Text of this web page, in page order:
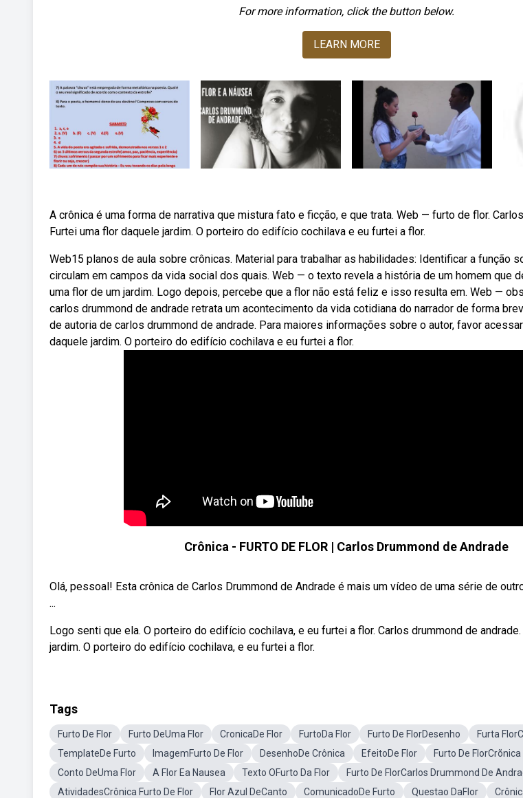
For more information, click the button below.
LEARN MORE
A crônica é uma forma de narrativa que mistura fato e ficção, e que trata. Web — furto de flor.
Furtei uma flor daquele jardim. O porteiro do edifício cochilava e eu furtei a flor.
Web15 planos de aula sobre crônicas. Material para trabalhar as habilidades: Identificar a função
circulam em campos da vida social dos quais. Web — o texto revela a história de um homem que
uma flor de um jardim. Logo depois, percebe que a flor não está feliz e isso resulta em. Web —
carlos drummond de andrade retrata um acontecimento da vida cotidiana do narrador de forma
de autoria de carlos drummond de andrade. Para maiores informações sobre o autor, favor
daquele jardim. O porteiro do edifício cochilava e eu furtei a flor.
Crônica - FURTO DE FLOR | Carlos Drummond de Andrade
Olá, pessoal! Esta crônica de Carlos Drummond de Andrade é mais um vídeo de uma série de
...
Logo senti que ela. O porteiro do edifício cochilava, e eu furtei a flor. Carlos drummond de
jardim. O porteiro do edifício cochilava, e eu furtei a flor.
Tags
Furto De Flor Furto DeUma Flor CronicaDe Flor FurtoDa Flor Furto De FlorDesenho
Furta
TemplateDe Furto
ImagemFurto De Flor DesenhoDe Crônica EfeitoDe Flor
Furto De
Conto DeUma Flor
A Flor Ea Nausea Texto OFurto Da Flor
Furto De FlorCarlos Drummond De
AtividadesCrônica Furto De Flor
Flor Azul DeCanto ComunicadoDe Furto Questao DaFlor